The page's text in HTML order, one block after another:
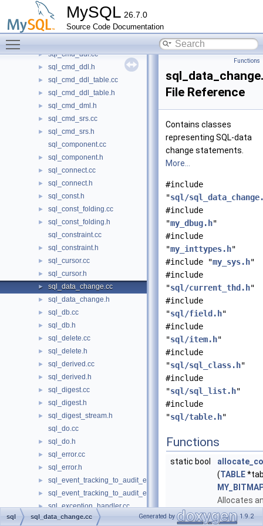
MySQL 26.7.0
Source Code Documentation
►
► sql_client.cc
► sql_cmd.h
► sql_cmd_ddl.cc
► sql_cmd_ddl.h
► sql_cmd_ddl_table.cc
► sql_cmd_ddl_table.h
► sql_cmd_dml.h
► sql_cmd_srs.cc
►
sql_cmd_srs.h
sql_component.cc
► sql_component.h
► sql_connect.cc
► sql_connect.h
► sql_const.h
► sql_const_folding.cc
►
sql_const_folding.h
sql_constraint.cc
► sql_constraint.h
► sql_cursor.cc
► sql_cursor.h
► sql_data_change.cc
► sql_data_change.h
► sql_db.cc
► sql_db.h
► sql_delete.cc
► sql_delete.h
► sql_derived.cc
► sql_derived.h
► sql_digest.cc
► sql_digest.h
►
sql_digest_stream.h
sql_do.cc
► sql_do.h
► sql_error.cc
► sql_error.h
► sql_event_tracking_to_audit_event_mapping.cc
► sql_event_tracking_to_audit_event_mapping.h
► sql_exception_handler.cc
► sql_exception_handler.h
Functions
File Reference
Contains classes
representing SQL-data
change statements.
More...
#include
"sql/
#include
"my_dbug.h"
#include
"my_inttypes.h"
#include "my_sys.h"
#include
"sql/current_thd.h"
#include
"sql/field.h"
#include
"sql/item.h"
#include
"sql/sql_class.h"
#include
"sql/sql_list.h"
#include
"sql/table.h"
Functions
static bool
(TABLE
Allocates
a
sql sql_data_change.cc Generated by 1.9.2